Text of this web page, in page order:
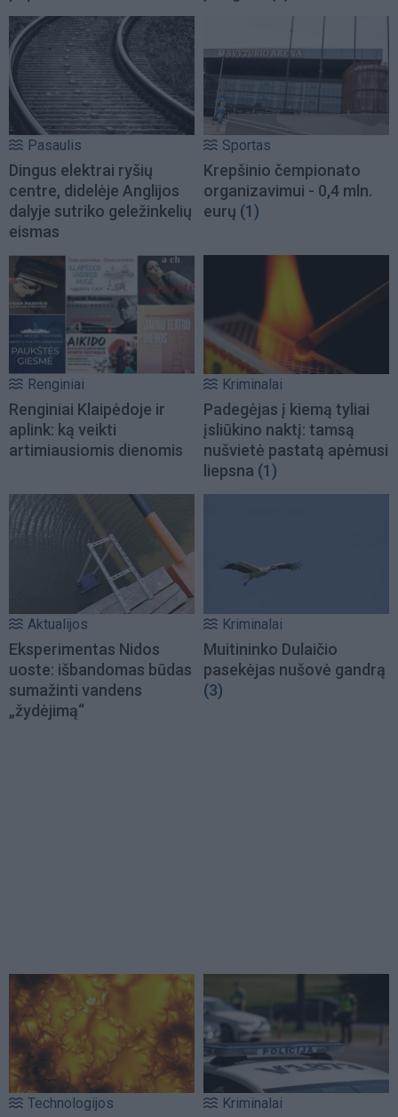
Pasaulis
Dingus elektrai ryšių
centre, didelėje Anglijos
dalyje sutriko geležinkelių
eismas
Sportas
Krepšinio čempionato
organizavimui - 0,4 mln.
eurų (1)
Renginiai
Renginiai Klaipėdoje ir
aplink: ką veikti
artimiausiomis dienomis
Kriminalai
Padegėjas į kiemą tyliai
įsliūkino naktį: tamsą
nušvietė pastatą apėmusi
liepsna (1)
Aktualijos
Eksperimentas Nidos
uoste: išbandomas būdas
sumažinti vandens
„žydėjimą“
Kriminalai
Muitininko Dulaičio
pasekėjas nušovė gandrą
(3)
Technologijos Kriminalai